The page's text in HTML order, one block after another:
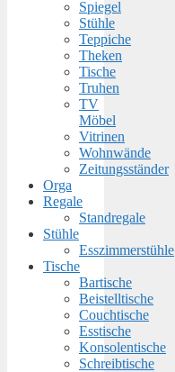
Spiegel
Stühle
Teppiche
Theken
Tische
Truhen
TV
Möbel
Vitrinen
Wohnwände
Zeitungsständer
Orga
Regale
Standregale
Stühle
Esszimmerstühle
Tische
Bartische
Beistelltische
Couchtische
Esstische
Konsolentische
Schreibtische